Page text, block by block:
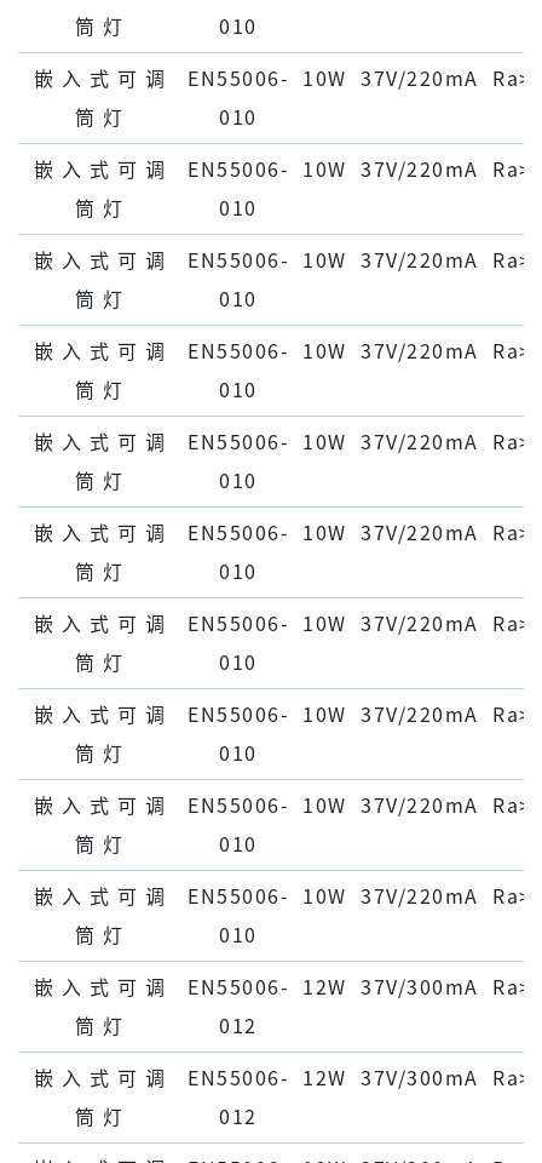
筒 灯
010
嵌 ⼊ 式 可 调
筒 灯
EN55006-
010
10W 37V/220mA
嵌 ⼊ 式 可 调
筒 灯
EN55006-
010
10W 37V/220mA
嵌 ⼊ 式 可 调
筒 灯
EN55006-
010
10W 37V/220mA
嵌 ⼊ 式 可 调
筒 灯
EN55006-
010
10W 37V/220mA
嵌 ⼊ 式 可 调
筒 灯
EN55006-
010
10W 37V/220mA
嵌 ⼊ 式 可 调
筒 灯
EN55006-
010
10W 37V/220mA
嵌 ⼊ 式 可 调
筒 灯
EN55006-
010
10W 37V/220mA
嵌 ⼊ 式 可 调
筒 灯
EN55006-
010
10W 37V/220mA
嵌 ⼊ 式 可 调
筒 灯
EN55006-
010
10W 37V/220mA
嵌 ⼊ 式 可 调
筒 灯
EN55006-
010
10W 37V/220mA
嵌 ⼊ 式 可 调
筒 灯
EN55006-
012
12W 37V/300mA
嵌 ⼊ 式 可 调
筒 灯
EN55006-
012
12W 37V/300mA